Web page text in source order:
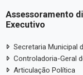
Assessoramento
Executivo
Secretaria Municipal
Controladoria-Geral
Articulação Política